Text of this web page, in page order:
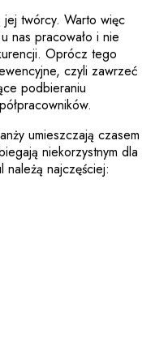
twórcy. Warto więc
nas pracowało i nie
Oprócz tego
czyli zawrzeć
podbieraniu
umieszczają czasem
niekorzystnym dla
należą najczęściej: